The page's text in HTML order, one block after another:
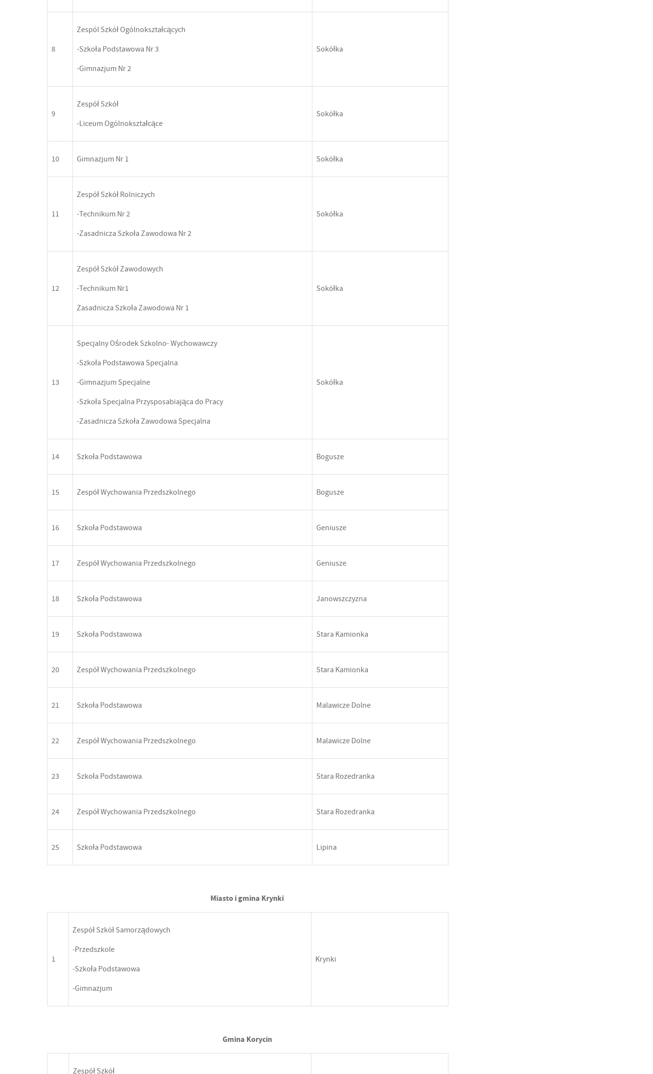
8
Zespól Szkół Ogólnokształcących
-Szkoła Podstawowa Nr 3
-Gimnazjum Nr 2
Sokółka
9
Zespół Szkół
-Liceum Ogólnokształcące
Sokółka
10 Gimnazjum Nr 1 Sokółka
11
Zespół Szkół Rolniczych
-Technikum Nr 2
-Zasadnicza Szkoła Zawodowa Nr 2
Sokółka
12
Zespół Szkół Zawodowych
-Technikum Nr1
Zasadnicza Szkoła Zawodowa Nr 1
Sokółka
13
Specjalny Ośrodek Szkolno- Wychowawczy
-Szkoła Podstawowa Specjalna
-Gimnazjum Specjalne
-Szkoła Specjalna Przysposabiająca do Pracy
-Zasadnicza Szkoła Zawodowa Specjalna
Sokółka
14 Szkoła Podstawowa Bogusze
15 Zespół Wychowania Przedszkolnego Bogusze
16 Szkoła Podstawowa Geniusze
17 Zespół Wychowania Przedszkolnego Geniusze
18 Szkoła Podstawowa Janowszczyzna
19 Szkoła Podstawowa Stara Kamionka
20 Zespół Wychowania Przedszkolnego Stara Kamionka
21 Szkoła Podstawowa Malawicze Dolne
22 Zespół Wychowania Przedszkolnego Malawicze Dolne
23 Szkoła Podstawowa Stara Rozedranka
24 Zespół Wychowania Przedszkolnego Stara Rozedranka
25 Szkoła Podstawowa Lipina
Miasto i gmina Krynki
1
Zespół Szkół Samorządowych
-Przedszkole
-Szkoła Podstawowa
-Gimnazjum
Krynki
Gmina Korycin
Zespół Szkół